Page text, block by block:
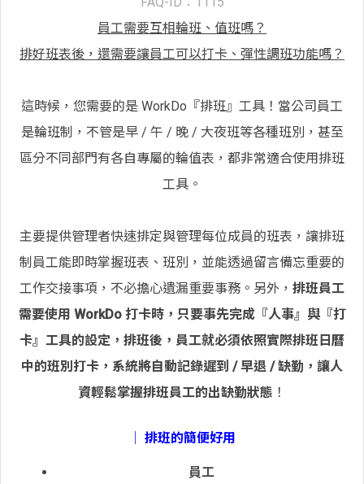
員工需要互相輪班、值班嗎？
排好班表後，還需要讓員工可以打卡、彈性調班功能嗎？
這時候，您需要的是 WorkDo『排班』工具！當公司員工
是輪班制，不管是早 / 午 / 晚 / 大夜班等各種班別，甚至
區分不同部門有各自專屬的輪值表，都非常適合使用排班
工具。
主要提供管理者快速排定與管理每位成員的班表，讓排班
制員工能即時掌握班表、班別，並能透過留言備忘重要的
工作交接事項，不必擔心遺漏重要事務。另外， 排班員工
需要使用 WorkDo 打卡時，只要事先完成『人事』與『打
卡』工具的設定，排班後，員工就必須依照實際排班日曆
中的班別打卡，系統將自動記錄遲到 / 早退 / 缺勤，讓人
資輕鬆掌握排班員工的出缺勤狀態 ！
│ 排班的簡便好用
員工